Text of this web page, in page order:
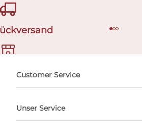
buchen
Customer Service
Unser Service